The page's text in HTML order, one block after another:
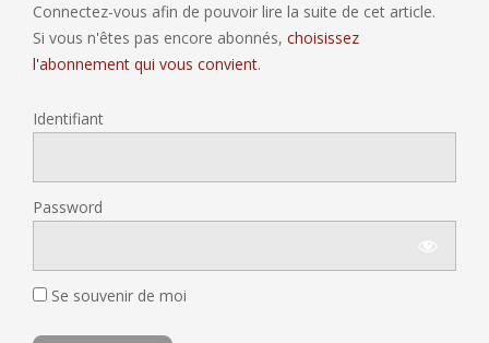
Connectez-vous afin de pouvoir lire la suite de cet article.
Si vous n'êtes pas encore abonnés, choisissez
l'abonnement qui vous convient.
Identifiant
Password
Se souvenir de moi